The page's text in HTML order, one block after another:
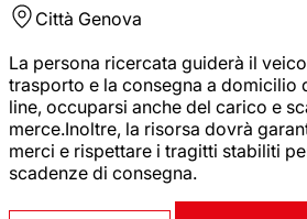
Città Genova
La persona ricercata guiderà il
trasporto e la consegna a domicilio
line, occuparsi anche del carico e
merce.Inoltre, la risorsa dovrà
merci e rispettare i tragitti stabiliti
scadenze di consegna.